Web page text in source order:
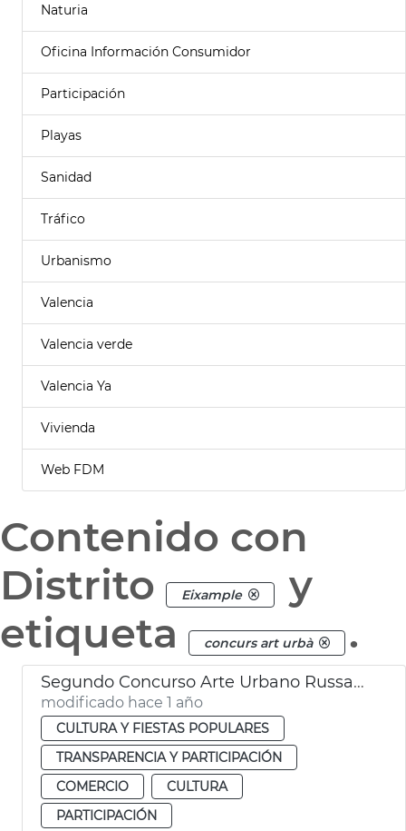
Naturia
Oficina Información Consumidor
Participación
Playas
Sanidad
Tráfico
Urbanismo
Valencia
Valencia verde
Valencia Ya
Vivienda
Web FDM
Contenido con
Distrito
Eixample
y
etiqueta
concurs art urbà .
Segundo Concurso Arte Urbano Russafa Ayuntamiento Valéncia
modificado hace 1 año
CULTURA Y FIESTAS POPULARES
TRANSPARENCIA Y PARTICIPACIÓN
COMERCIO
CULTURA
PARTICIPACIÓN